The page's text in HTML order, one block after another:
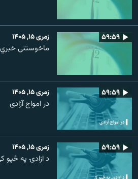
۵۹:۵۹ زمری ۱۵, ۱۴۰۵
ماخوستنی
۵۹:۵۹ زمری ۱۵, ۱۴۰۵
در امواج آزادی
۵۹:۵۹ زمری ۱۵, ۱۴۰۵
د ازادۍ په څپو